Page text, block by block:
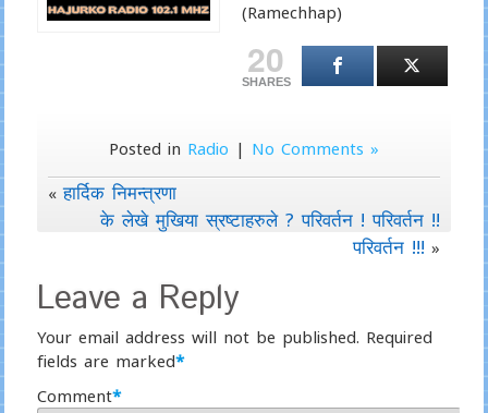
(Ramechhap)
20
SHARES
Posted in Radio | No Comments »
«हार्दिक निमन्त्रणा
के लेखे मुखिया स्रष्टाहरुले ? परिवर्तन ! परिवर्तन !!
परिवर्तन !!! »
Leave a Reply
Your email address will not be published. Required
fields are marked*
Comment*